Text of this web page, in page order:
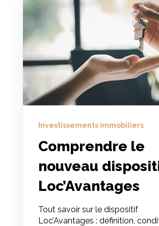
Investissements immobiliers
Comprendre le
nouveau
Loc’Avantages
Tout savoir sur le dispositif
Loc’Avantages : définition,